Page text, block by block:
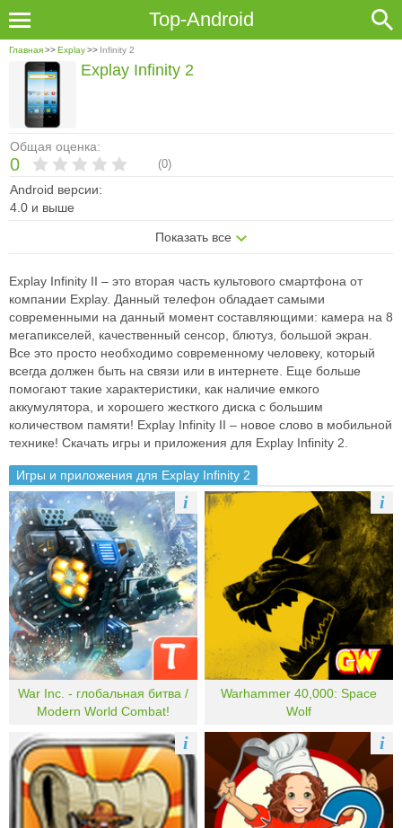
Top-Android
Главная>>Explay>> Infinity 2
Общая оценка:
0 (0)
Android версии:
4.0 и выше
Показать все
Explay Infinity 2
Explay Infinity II – это вторая часть культового смартфона от
компании Explay. Данный телефон обладает самыми
современными на данный момент составляющими: камера на 8
мегапикселей, качественный сенсор, блютуз, большой экран.
Все это просто необходимо современному человеку, который
всегда должен быть на связи или в интернете. Еще больше
помогают такие характеристики, как наличие емкого
аккумулятора, и хорошего жесткого диска с большим
количеством памяти! Explay Infinity II – новое слово в мобильной
технике! Скачать игры и приложения для Explay Infinity 2.
Игры и приложения для Explay Infinity 2
War Inc. - глобальная битва /
Modern World Combat!
i
Warhammer 40,000: Space
Wolf
i
i i